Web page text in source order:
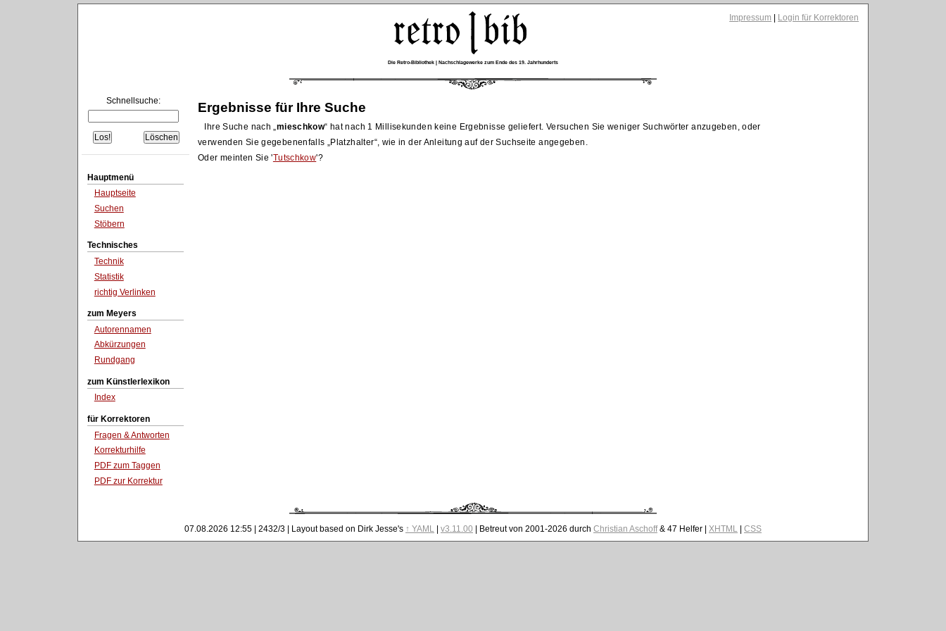
Impressum Login für Korrektoren
Die Retro-Bibliothek | Nachschlagewerke zum Ende des 19. Jahrhunderts
Schnellsuche:
Hauptmenü
Hauptseite
Suchen
Stöbern
Technisches
Technik
Statistik
richtig Verlinken
zum Meyers
Autorennamen
Abkürzungen
Rundgang
zum Künstlerlexikon
Index
für Korrektoren
Fragen & Antworten
Korrekturhilfe
PDF zum Taggen
PDF zur Korrektur
Ergebnisse für Ihre Suche
Ihre Suche nach mieschkow
hat nach 1 Millisekunden keine Ergebnisse geliefert. Versuchen Sie weniger Suchwörter anzugeben, oder
verwenden Sie gegebenenfalls
Platzhalter , wie in der Anleitung auf der Suchseite angegeben.
Oder meinten Sie 'Tutschkow'?
07.08.2026 12:55 | 2432/3 | Layout based on Dirk Jesse's ↑ YAML| v3.11.00 | Betreut von 2001-2026 durch Christian Aschoff& 47 Helfer | XHTML| CSS